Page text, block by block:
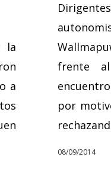
frente
por
08/09/2014
la
a